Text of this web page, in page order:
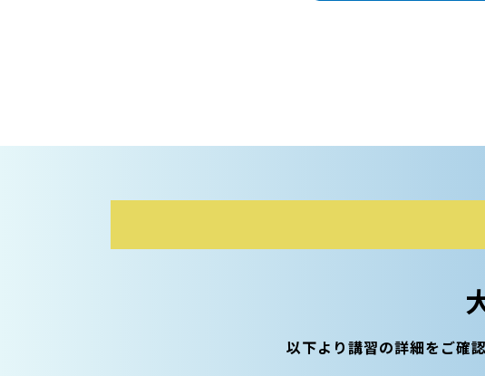
以下より講習の詳細をご確